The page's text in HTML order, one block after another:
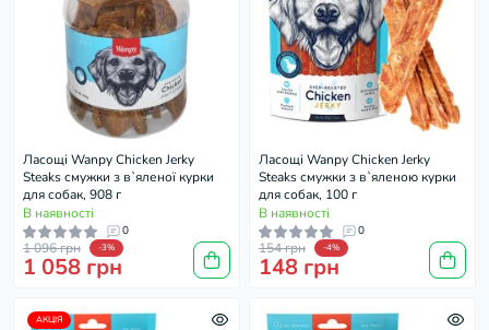
Ласощі Wanpy Chicken Jerky
Steaks смужки з в`яленої курки
для собак, 908 г
В наявності
0
1 096 грн -3%
1 058 грн
Ласощі Wanpy Chicken Jerky
Steaks смужки з в`яленою курки
для собак, 100 г
В наявності
0
154 грн -4%
148 грн
АКЦІЯ